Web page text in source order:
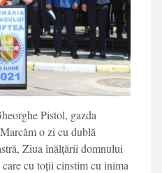
Pistol, gazda
o zi cu dublă
Ziua înălțării domnului
cu toții cinstim cu inima